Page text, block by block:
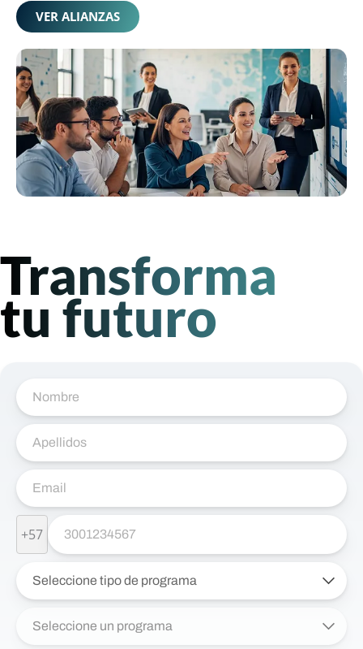
VER ALIANZAS
Transforma
tu futuro
+57